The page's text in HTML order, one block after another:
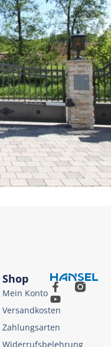
Shop
Mein Konto
Versandkosten
Zahlungsarten
Widerrufsbelehrung